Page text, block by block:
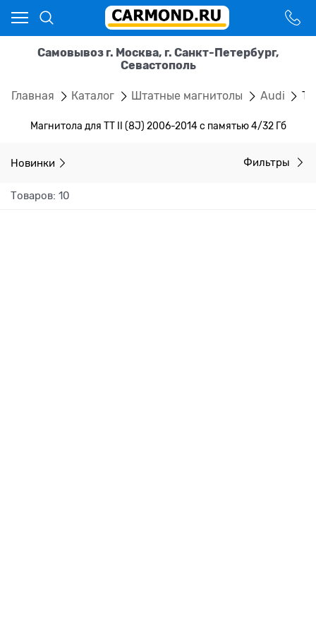
Самовывоз г. Москва, г. Санкт-Петербург,
Севастополь
Главная Каталог Штатные магнитолы Audi
Магнитола для TT II (8J) 2006-2014 с памятью 4/32 Гб
Новинки Фильтры
Товаров: 10